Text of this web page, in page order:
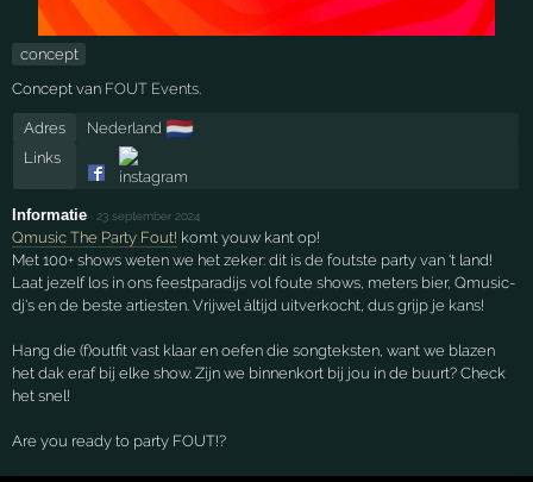
concept
Concept van FOUT Events.
Adres Nederland 🇳🇱
Links
Informatie 23 september 2024
Qmusic The Party Fout! komt youw kant op!
Met 100+ shows weten we het zeker: dit is de foutste party van 't land!
Laat jezelf los in ons feestparadijs vol foute shows, meters bier, Qmusic-
dj's en de beste artiesten. Vrijwel áltijd uitverkocht, dus grijp je kans!
Hang die (f)outfit vast klaar en oefen die songteksten, want we blazen
het dak eraf bij elke show. Zijn we binnenkort bij jou in de buurt? Check
het snel!
Are you ready to party FOUT!?